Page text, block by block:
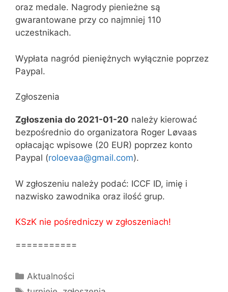
oraz medale. Nagrody pienieżne są
gwarantowane przy co najmniej 110
uczestnikach.
Wypłata nagród pieniężnych wyłącznie poprzez
Paypal.
Zgłoszenia
Zgłoszenia do 2021-01-20 należy kierować
bezpośrednio do organizatora Roger Løvaas
opłacając wpisowe (20 EUR) poprzez konto
Paypal (roloevaa@gmail.com).
W zgłoszeniu należy podać: ICCF ID, imię i
nazwisko zawodnika oraz ilość grup.
KSzK nie pośredniczy w zgłoszeniach!
===========
Kategorie
Aktualności
Tagi